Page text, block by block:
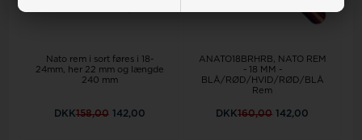
Nato rem i sort føres i 18-
24mm, her 22 mm og længde
240 mm
DKK158,00 142,00
ANATO18BRHRB, NATO REM
- 18 MM -
BLÅ/RØD/HVID/RØD/BLÅ
Rem
DKK160,00 142,00